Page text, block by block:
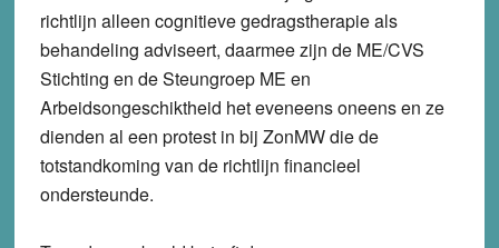
richtlijn alleen cognitieve gedragstherapie als
behandeling adviseert, daarmee zijn de ME/CVS
Stichting en de Steungroep ME en
Arbeidsongeschiktheid het eveneens oneens en ze
dienden al een protest in bij ZonMW die de
totstandkoming van de richtlijn financieel
ondersteunde.